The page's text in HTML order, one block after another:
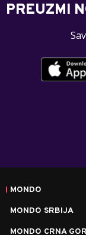
PREUZMI
MONDO
MONDO SRBIJA
MONDO CRNA